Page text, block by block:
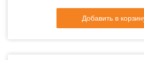
Добавить в